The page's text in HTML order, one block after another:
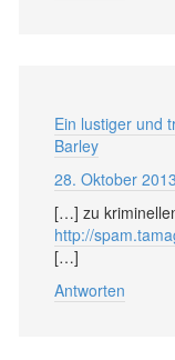
Ein lustiger und
Barley
28. Oktober
[…] zu
http://
[…]
Antworten